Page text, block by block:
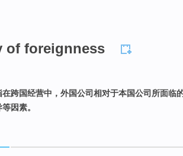
of foreignness
跨国经营中，外国公司相对于本国公司所面临
因素。